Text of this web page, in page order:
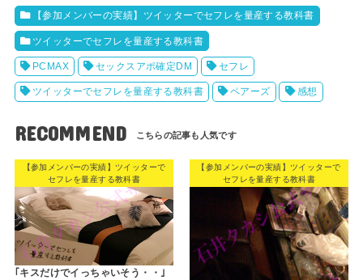
【参加メンバーの実績】ツイッターでセフレを量産する教科書
ツイッターでセフレを量産する教科書
PCMAX セックスアポ確定DM セフレ
ツイッターでセフレを量産する教科書 ペアーズ 感想
RECOMMEND
【参加メンバーの実績】ツイッターで
セフレを量産する教科書
｢キスだけでイっちゃいそう・・｣
【参加メンバーの実績】ツイッターで
セフレを量産する教科書